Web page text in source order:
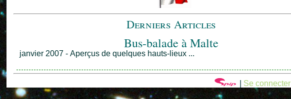
Derniers Articles
Bus-balade à Malte
janvier 2007 - Aperçus de quelques hauts-lieux ...
Se connecter